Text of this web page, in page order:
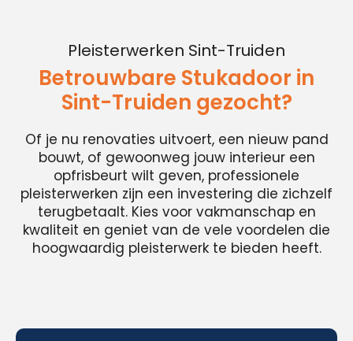
Pleisterwerken Sint-Truiden
Betrouwbare Stukadoor in
Sint-Truiden gezocht?
Of je nu renovaties uitvoert, een nieuw pand
bouwt, of gewoonweg jouw interieur een
opfrisbeurt wilt geven, professionele
pleisterwerken zijn een investering die zichzelf
terugbetaalt. Kies voor vakmanschap en
kwaliteit en geniet van de vele voordelen die
hoogwaardig pleisterwerk te bieden heeft.